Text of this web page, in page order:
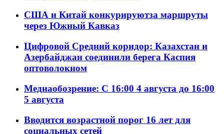
США и Китай конкурируютза маршруты
через Южный Кавказ
Цифровой Средний коридор: Казахстан и
Азербайджан соединили берега Каспия
оптоволокном
Медиаобозрение: С 16:00 4 августа до 16:00
5 августа
Вводится возрастной порог 16 лет для
социальных сетей